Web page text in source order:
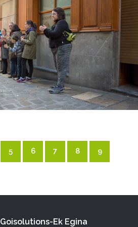
5 6 7 8 9
Goisolutions-Ek Egina